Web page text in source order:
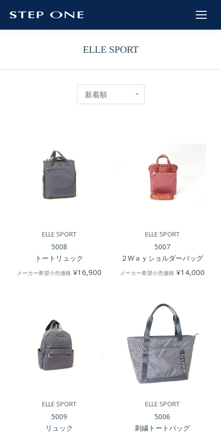
ELLE SPORT
ELLE SPORT
5008
トートリュック
メーカー希望小売価格 ¥16,900
ELLE SPORT
5007
２Wａｙショルダーバッグ
メーカー希望小売価格 ¥14,000
ELLE SPORT
5009
リュック
ELLE SPORT
5006
刺繍トートバッグ